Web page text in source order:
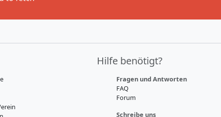
Hilfe benötigt?
Fragen und Antworten
FAQ
Forum
Schreibe uns